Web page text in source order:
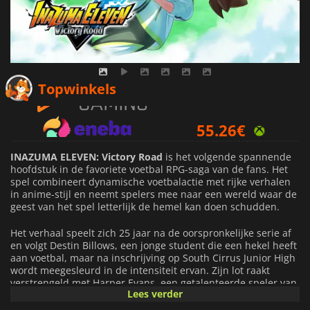
Topwinkels
55.26€
66.57€
INAZUMA ELEVEN: Victory Road is het volgende spannende
hoofdstuk in de favoriete voetbal RPG-saga van de fans. Het
spel combineert dynamische voetbalactie met rijke verhalen
in anime-stijl en neemt spelers mee naar een wereld waar de
geest van het spel letterlijk de hemel kan doen schudden.
Het verhaal speelt zich 25 jaar na de oorspronkelijke serie af
en volgt Destin Billows, een jonge student die een hekel heeft
aan voetbal, maar na inschrijving op South Cirrus Junior High
wordt meegesleurd in de intensiteit ervan. Zijn lot raakt
verstrengeld met Harper Evans, een getalenteerde speler van
het legendarische Raimon Junior High. Wat begint als een
Lees verder